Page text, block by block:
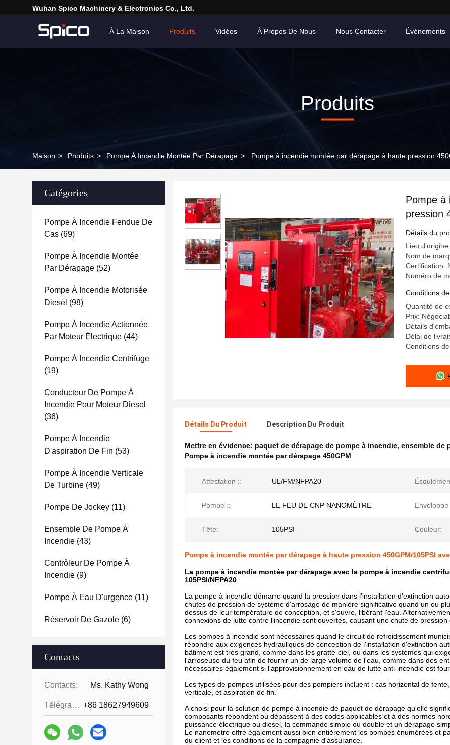
Wuhan Spico Machinery & Electronics Co., Ltd.
À La Maison Produits Vidéos À Propos De Nous Nous Contacter Événements
Produits
Maison > Produits > Pompe À Incendie Montée Par Dérapage > Pompe à incendie montée par dérapage à haute pression
Catégories
Pompe À Incendie Fendue De
Cas (69)
Pompe À Incendie Montée
Par Dérapage (52)
Pompe À Incendie Motorisée
Diesel (98)
Pompe À Incendie Actionnée
Par Moteur Électrique (44)
Pompe À Incendie Centrifuge
(19)
Conducteur De Pompe À
Incendie Pour Moteur Diesel
(36)
Pompe À Incendie
D'aspiration De Fin (53)
Pompe À Incendie Verticale
De Turbine (49)
Pompe De Jockey (11)
Ensemble De Pompe À
Incendie (43)
Contrôleur De Pompe À
Incendie (9)
Pompe À Eau D'urgence (11)
Réservoir De Gazole (6)
Contacts
Contacts: Ms. Kathy Wong
Télégramme: +86 18627949609
Pompe à
pression
Détails du
Lieu
Nom de
Certification:
Numéro de
Conditions
Quantité de
Prix:
Détails
Délai de
Conditions
Détails Du Produit Description Du Produit
Mettre en évidence: paquet de dérapage de pompe à incendie, ensemble de
Pompe à incendie montée par dérapage 450GPM
Attestation :: UL/FM/NFPA20
Pompe :: LE FEU DE CNP NANOMÈTRE Enveloppe
Tête: 105PSI Couleur:
Pompe à incendie montée par dérapage à haute pression 450GPM/105PSI
La pompe à incendie montée par dérapage avec la pompe à incendie
105PSI/NFPA20
La pompe à incendie démarre quand la pression dans l'installation d'extinction
chutes de pression de système d'arrosage de manière significative quand un ou
dessus de leur température de conception, et s'ouvre, libérant l'eau.
connexions de lutte contre l'incendie sont ouvertes, causant une chute de
Les pompes à incendie sont nécessaires quand le circuit de refroidissement
répondre aux exigences hydrauliques de conception de l'installation d'extinction
bâtiment est très grand, comme dans les gratte-ciel, ou dans les systèmes qui
l'arroseuse du feu afin de fournir un de large volume de l'eau, comme dans des
nécessaires également si l'approvisionnement en eau de lutte anti-incendie est
Les types de pompes utilisées pour des pompiers incluent : cas horizontal de
verticale, et aspiration de fin.
A choisi pour la solution de pompe à incendie de paquet de dérapage qu'elle
composants répondent ou dépassent à des codes applicables et à des normes
puissance électrique ou diesel, la commande simple ou double et un dérapage
Le nanomètre offre également aussi bien entièrement les pompes énumérées et
du client et les conditions de la compagnie d'assurance.